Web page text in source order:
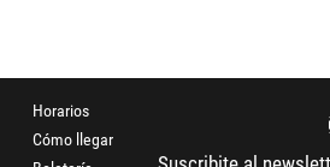
Horarios
Cómo llegar